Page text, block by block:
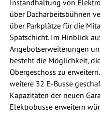
Instandhaltung von
über Dacharbeitsbühnen
über Parkplätze für die
Spätschicht. Im Hinblick
Angebotserweiterungen
besteht die Möglichkeit,
Obergeschoss zu
weitere 32 E-Busse
Kapazitäten der neuen
Elektrobusse erweitern